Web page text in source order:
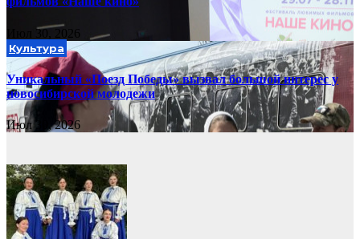
Июл 30, 2026
Культура
Уникальный «Поезд Победы» вызвал большой интерес у
новосибирской молодежи
Июл 30, 2026